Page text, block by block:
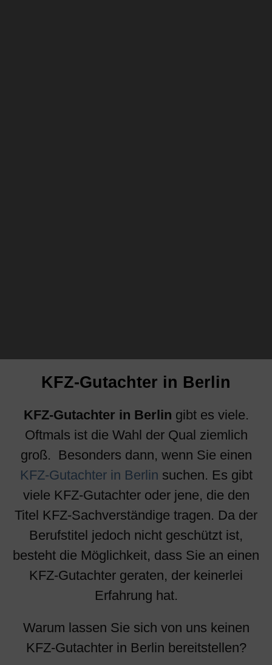
KFZ-Gutachter in Berlin
KFZ-Gutachter in Berlin gibt es viele.
Oftmals ist die Wahl der Qual ziemlich
groß. Besonders dann, wenn Sie einen
KFZ-Gutachter in Berlin suchen. Es gibt
viele KFZ-Gutachter oder jene, die den
Titel KFZ-Sachverständige tragen. Da der
Berufstitel jedoch nicht geschützt ist,
besteht die Möglichkeit, dass Sie an einen
KFZ-Gutachter geraten, der keinerlei
Erfahrung hat.
Warum lassen Sie sich von uns keinen
KFZ-Gutachter in Berlin bereitstellen?